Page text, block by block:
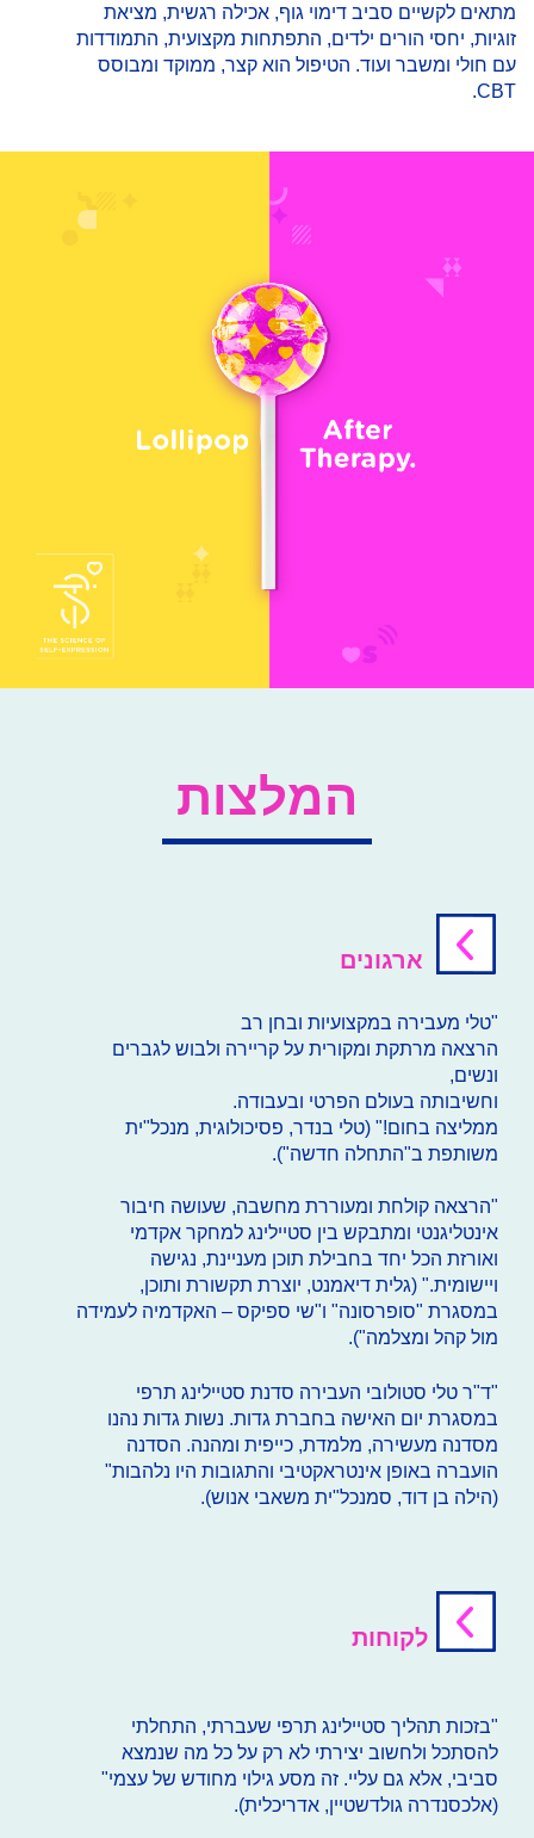
מתאים לקשיים סביב דימוי גוף, אכילה רגשית, מציאת
זוגיות, יחסי הורים ילדים, התפתחות מקצועית, התמודדות
עם חולי ומשבר ועוד. הטיפול הוא קצר, ממוקד ומבוסס
CBT.
המלצות
ארגונים
"טלי מעבירה במקצועיות ובחן רב
הרצאה מרתקת ומקורית על קריירה ולבוש לגברים
ונשים,
וחשיבותה בעולם הפרטי ובעבודה.
ממליצה בחום!" (טלי בנדר, פסיכולוגית, מנכל"ית
משותפת ב"התחלה חדשה").
"הרצאה קולחת ומעוררת מחשבה, שעושה חיבור
אינטליגנטי ומתבקש בין סטיילינג למחקר אקדמי
ואורזת הכל יחד בחבילת תוכן מעניינת, נגישה
ויישומית." (גלית דיאמנט, יוצרת תקשורת ותוכן,
במסגרת "סופרסונה" ו"שי ספיקס – האקדמיה לעמידה
מול קהל ומצלמה").
"ד"ר טלי סטולובי העבירה סדנת סטיילינג תרפי
במסגרת יום האישה בחברת גדות. נשות גדות נהנו
מסדנה מעשירה, מלמדת, כייפית ומהנה. הסדנה
הועברה באופן אינטראקטיבי והתגובות היו נלהבות"
(הילה בן דוד, סמנכל"ית משאבי אנוש).
לקוחות
"בזכות תהליך סטיילינג תרפי שעברתי, התחלתי
להסתכל ולחשוב יצירתי לא רק על כל מה שנמצא
סביבי, אלא גם עליי. זה מסע גילוי מחודש של עצמי"
(אלכסנדרה גולדשטיין, אדריכלית).